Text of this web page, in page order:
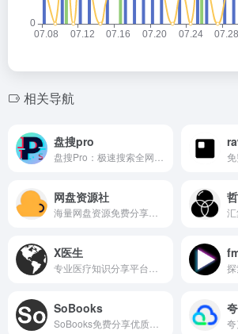
相关导航
盘搜pro
网盘资源社
X医生
SoBooks